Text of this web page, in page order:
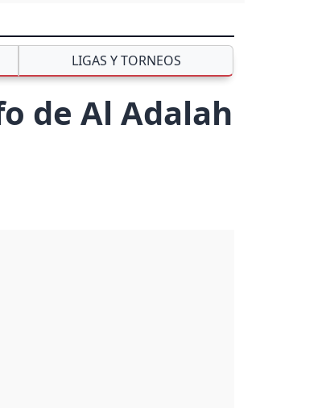
LIGAS Y TORNEOS
de Al Adalah